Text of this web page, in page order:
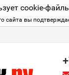
cookie-
сайта вы